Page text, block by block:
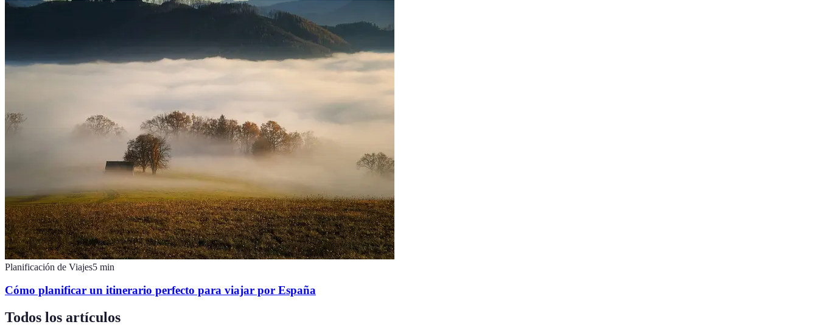
Planificación de Viajes5 min
Cómo planificar un itinerario perfecto para viajar por España
Todos los artículos